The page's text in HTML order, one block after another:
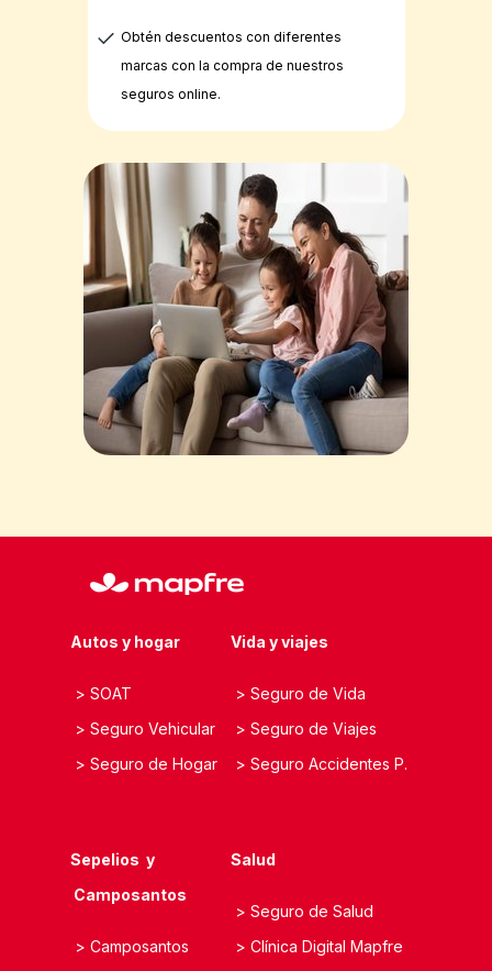
Autos y hogar
> SOAT
> Seguro Vehicular
> Seguro de Hogar
Vida y viajes
> Seguro de Vida
> Seguro de Viajes
> Seguro Accidentes P.
Sepelios y
Camposantos
> Camposantos
Salud
> Seguro de Salud
> Clínica Digital Mapfre
Obtén descuentos con diferentes
marcas con la compra de nuestros
seguros online.